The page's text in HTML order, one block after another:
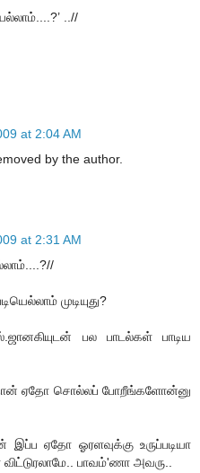
..//
at 2:04 AM
by the author.
at 2:31 AM
முடியுது?
பல பாடல்கள் பாடிய
ஏதோ சொல்லப் போறீங்களோன்னு
ஏதோ ஓரளவுக்கு உருப்படியா
பாவம்'ணா அவரு..